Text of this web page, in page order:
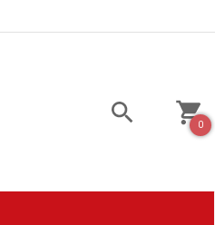
0